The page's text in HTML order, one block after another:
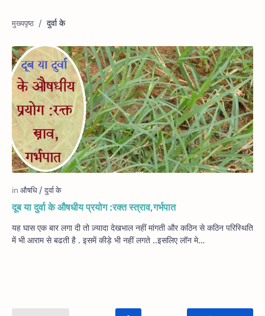
दुर्वा के
दूब या दुर्वा के औषधीय प्रयोग :रक्त स्त्राव,गर्भपात
यह घास एक बार लगा दी तो ज़्यादा देखभाल नहीं मांगती और कठिन से कठिन परिस्थिति
में भी आराम से बढती है . इसमें कीड़े भी नहीं लगते ..इसलिए लॉन मे…